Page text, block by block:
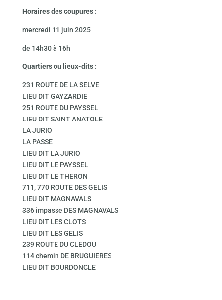
Horaires des coupures :
mercredi 11 juin 2025
de 14h30 à 16h
Quartiers ou lieux-dits :
231 ROUTE DE LA SELVE
LIEU DIT GAYZARDIE
251 ROUTE DU PAYSSEL
LIEU DIT SAINT ANATOLE
LA JURIO
LA PASSE
LIEU DIT LA JURIO
LIEU DIT LE PAYSSEL
LIEU DIT LE THERON
711, 770 ROUTE DES GELIS
LIEU DIT MAGNAVALS
336 impasse DES MAGNAVALS
LIEU DIT LES CLOTS
LIEU DIT LES GELIS
239 ROUTE DU CLEDOU
114 chemin DE BRUGUIERES
LIEU DIT BOURDONCLE